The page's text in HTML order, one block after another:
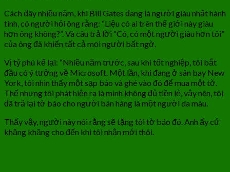
Cách đây nhiều năm, khi Bill Gates đang là người giàu nhất hành
tinh, có người hỏi ông rằng: “Liệu có ai trên thế giới này giàu
hơn ông không?”. Và câu trả lời “Có, có một người giàu hơn tôi”
của ông đã khiến tất cả mọi người bất ngờ.
Vị tỷ phú kể lại: “Nhiều năm trước, sau khi tốt nghiệp, tôi bắt
đầu có ý tưởng về Microsoft. Một lần, khi đang ở sân bay New
York, tôi nhìn thấy một sạp báo và ghé vào đó để mua một tờ.
Thế nhưng tôi phát hiện ra là mình không đủ tiền lẻ, vậy nên, tôi
đã trả lại tờ báo cho người bán hàng là một người da màu.
Thấy vậy, người này nói rằng sẽ tặng tôi tờ báo đó. Anh ấy cứ
khăng khăng cho đến khi tôi nhận mới thôi.